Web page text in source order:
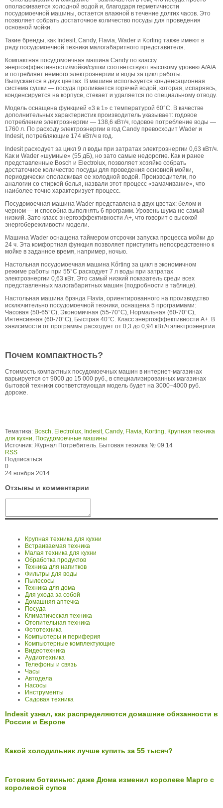
ополаскивается холодной водой и, благодаря герметичности
посудомоечной машины, остается влажной в течение долгих часов. Это
позволяет собрать достаточное количество посуды для проведения
основной мойки.
Такие бренды, как Indesit, Candy, Flavia, Wader и Korting также имеют в
ряду посудомоечной техники малогабаритного представителя.
Компактная посудомоечная машина Candy по классу
энергоэффективности/мойки/сушки соответствуют высокому уровню А/А/А
и потребляет немного электроэнергии и воды за цикл работы.
Выпускается в двух цветах. В машине используется конденсационная
система сушки — посуда проливается горячей водой, которая, испаряясь,
конденсируется на корпусе, стекает и удаляется по специальному отводу.
Модель оснащена функцией «3 в 1» с температурой 60°C. В качестве
дополнительных характеристик производитель указывает: годовое
потребление электроэнергии — 138,6 кВт/ч, годовое потребление воды —
1760 л. По расходу электроэнергии в год Candy превосходит Wader и
Indesit, потребляющие 174 кВт/ч в год.
Indesit расходует за цикл 9 л воды при затратах электроэнергии 0,63 кВт/ч.
Как и Wader «шумные» (55 дБ), но зато самые недорогие. Как и ранее
представленные Bosch и Electrolux, позволяет хозяйке собрать
достаточное количество посуды для проведения основной мойки,
периодически ополаскивая ее холодной водой. Производители, по
аналогии со стиркой белья, назвали этот процесс «замачивание», что
наиболее точно характеризует процесс.
Посудомоечная машина Wader представлена в двух цветах: белом и
черном — и способна выполнять 6 программ. Уровень шума не самый
низкий. Зато класс энергоэффективности А+, что говорит о высокой
энергобережливости модели.
Машина Wader оснащена таймером отсрочки запуска процесса мойки до
24 ч. Эта комфортная функция позволяет приступить непосредственно к
мойке в заданное время, например, ночью.
Настольная посудомоечная машина Kőrting за цикл в экономичном
режиме работы при 55°C расходует 7 л воды при затратах
электроэнергии 0,63 кВт. Это самый низкий показатель среди всех
представленных малогабаритных машин (подробности в таблице).
Настольная машина брэнда Flavia, ориентированного на производство
исключительно посудомоечной техники, оснащена 5 программами:
Часовая (50-65°C), Экономичная (55-70°C), Нормальная (60-70°C),
Интенсивная (60-70°C), Быстрая 40°C. Класс энергоэффективности А+. В
зависимости от программы расходует от 0,3 до 0,94 кВт/ч электроэнергии.
Почем компактность?
Стоимость компактных посудомоечных машин в интернет-магазинах
варьируется от 9000 до 15 000 руб., в специализированных магазинах
бытовой техники соответствующая модель будет на 3000–4000 руб.
дороже.
Тематика: Bosch, Electrolux, Indesit, Candy, Flavia, Korting, Крупная техника
для кухни, Посудомоечные машины
Источник: Журнал Потребитель. Бытовая техника № 09.14
RSS
Подписаться
0
24 ноября 2014
Отзывы и комментарии
Крупная техника для кухни
Встраиваемая техника
Малая техника для кухни
Обработка продуктов
Техника для напитков
Фильтры для воды
Пылесосы
Техника для дома
Для ухода за собой
Домашняя аптечка
Посуда
Климатическая техника
Отопительная техника
Фототехника
Компьютеры и периферия
Компьютерные комплектующие
Видеотехника
Аудиотехника
Телефоны и связь
Часы
Автодела
Насосы
Инструменты
Садовая техника
Indesit узнал, как распределяются домашние обязанности в
России и Европе
Какой холодильник лучше купить за 55 тысяч?
Готовим ботвинью: даже Дюма изменил королеве Марго с
королевой супов